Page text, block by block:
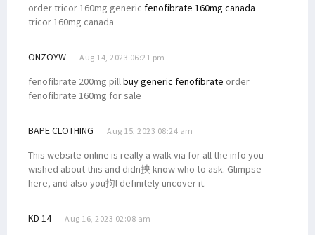
order tricor 160mg generic fenofibrate 160mg canada
tricor 160mg canada
ONZOYW Aug 14, 2023 06:21 pm
fenofibrate 200mg pillbuy generic fenofibrate order
fenofibrate 160mg for sale
BAPE CLOTHING Aug 15, 2023 08:24 am
This website online is really a walk-via for all the info you
wished about this and didn抰 know who to ask. Glimpse
here, and also you抣l definitely uncover it.
KD 14 Aug 16, 2023 02:08 am